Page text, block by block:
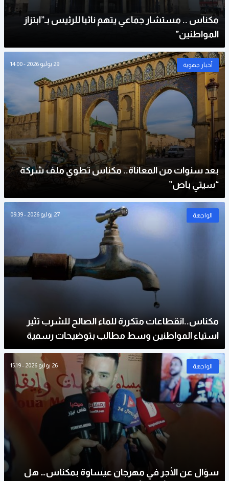
مكناس .. مستشار جماعي يتهم نائبا للرئيس بـ”ابتزاز
المواطنين”
أخبار جهوية 29 يوليو 2026 - 14:00
بعد سنوات من المعاناة.. مكناس تطوي ملف شركة
“سيتي باص”
الواجهة 27 يوليو 2026 - 09:39
مكناس..انقطاعات متكررة للماء الصالح للشرب تثير
استياء المواطنين وسط مطالب بتوضيحات رسمية
الواجهة 26 يوليو 2026 - 15:19
سؤال عن الأجر في مهرجان عيساوة بمكناس… هل